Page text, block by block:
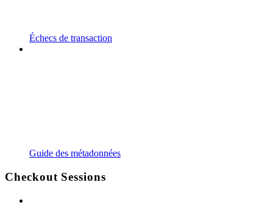
Échecs de transaction
Guide des métadonnées
Checkout Sessions